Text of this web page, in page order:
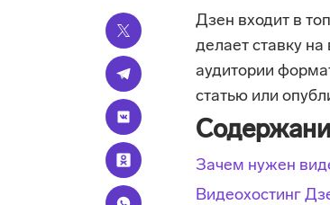
Дзен входит в
делает ставку
аудитории
статью или
Зачем нужен
Видеохостинг